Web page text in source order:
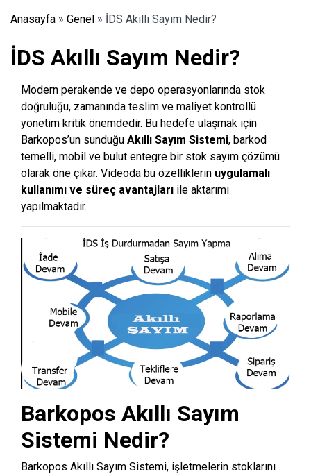
Anasayfa » Genel » İDS Akıllı Sayım Nedir?
İDS Akıllı Sayım Nedir?
Modern perakende ve depo operasyonlarında stok
doğruluğu, zamanında teslim ve maliyet kontrollü
yönetim kritik önemdedir. Bu hedefe ulaşmak için
Barkopos’un sunduğu Akıllı Sayım Sistemi, barkod
temelli, mobil ve bulut entegre bir stok sayım çözümü
olarak öne çıkar. Videoda bu özelliklerin uygulamalı
kullanımı ve süreç avantajları ile aktarımı
yapılmaktadır.
Barkopos Akıllı Sayım
Sistemi Nedir?
Barkopos Akıllı Sayım Sistemi, işletmelerin stoklarını